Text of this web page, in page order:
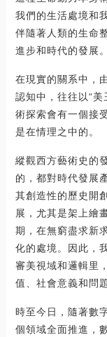
我們的生活處境和
伴隨著人類的生命
進步和時代的發展。
在現實的關系中，
認知中，往往以“
術探索會有一個接
是在情理之中的。
縱觀西方藝術史的
的，都對時代發展
其創造性的歷史開
展，尤其是架上繪
期，在無窮盡求新
化的處境。因此，
審美視域和邏輯里
值、社會意義和問
時至今日，隨著數
個領域全面推進，